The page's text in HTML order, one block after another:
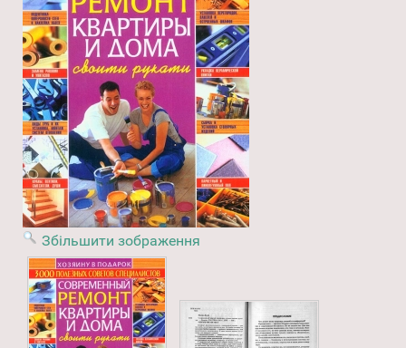
Збільшити зображення